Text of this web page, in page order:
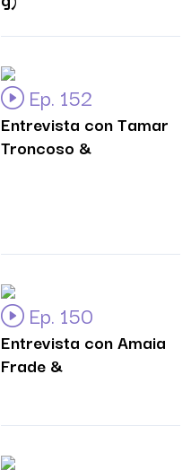
Ep. 152
Entrevista con Tamar
Troncoso &
Ep. 150
Entrevista con Amaia
Frade &